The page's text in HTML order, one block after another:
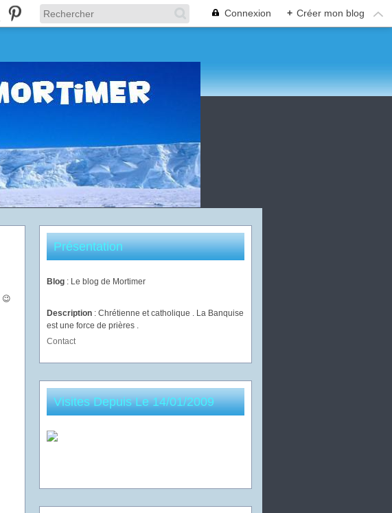
Connexion + Créer mon blog
😉
Présentation
Blog : Le blog de Mortimer
Description : Chrétienne et catholique . La Banquise
est une force de prières .
Contact
Visites Depuis Le 14/01/2009